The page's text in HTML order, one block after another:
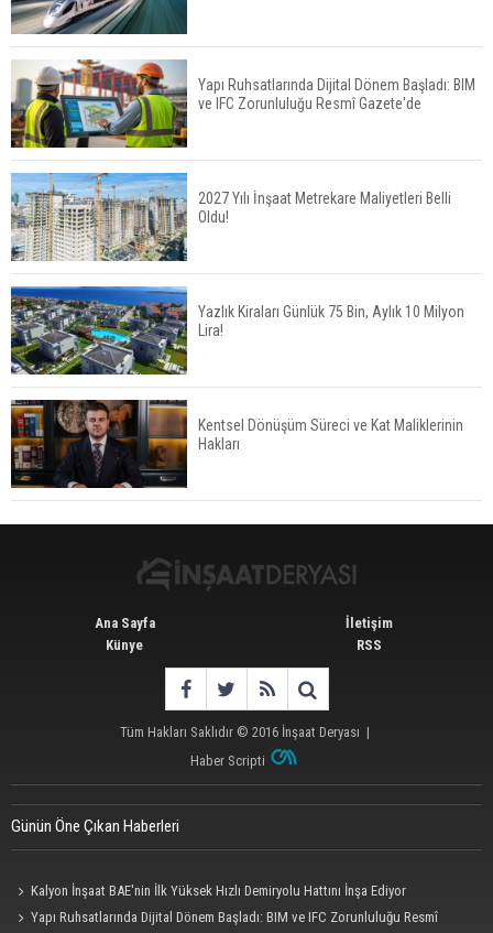
Yüzde 16,2 Arttı
Konut Satışları Güçlü Seyrini Korudu Yabancıya
Satış Geriledi
ABD'de İnşaat Harcamaları Geriledi
Tercih Döneminde Barınma Telaşı Başladı
Aileden Miras Kalan Ev Nasıl Satılır?
Yapı Ruhsatlarında Dijital Dönem Başladı: BIM
ve IFC Zorunluluğu Resmî Gazete'de
2027 Yılı İnşaat Metrekare Maliyetleri Belli
Oldu!
Yazlık Kiraları Günlük 75 Bin, Aylık 10 Milyon
Lira!
Kentsel Dönüşüm Süreci ve Kat Maliklerinin
Hakları
Ana Sayfa
Künye
İletişim
RSS
Tüm Hakları Saklıdır © 2016 İnşaat Deryası |
Haber Scripti
Günün Öne Çıkan Haberleri
Kalyon İnşaat BAE'nin İlk Yüksek Hızlı Demiryolu Hattını İnşa Ediyor
Yapı Ruhsatlarında Dijital Dönem Başladı: BIM ve IFC Zorunluluğu Resmî